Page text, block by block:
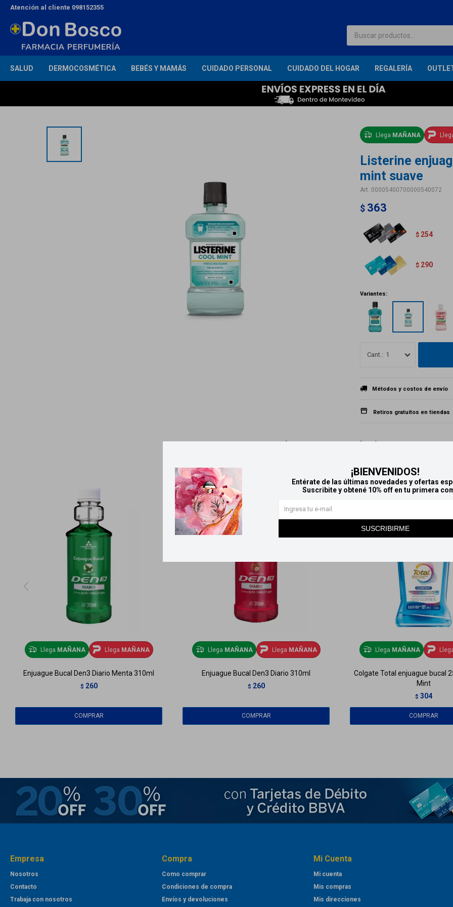
¡BIENVENIDOS!
Entérate de las últimas novedades y ofertas
Suscribite y obtené 10% off en tu primera
SUSCRIBIRME
SALUD DERMOCOSMÉTICA BEBÉS Y MAMÁS CUIDADO PERSONAL CUIDADO DEL HOGAR REGALERÍA
Atención al cliente 098152355
Llega MAÑANA
Listerine
mint suave
00005400700000540072
$ 363
$ 254
$ 290
Variantes:
1
Métodos y costos de envío
Retiros gratuitos en tiendas
Productos que te pueden interesar
Llega MAÑANA Llega MAÑANA
Enjuague Bucal Den3 Diario Menta 310ml
$ 260
Llega MAÑANA Llega MAÑANA
Enjuague Bucal Den3 Diario 310ml
$ 260
Llega MAÑANA
Colgate Total enjuague bucal
Mint
$ 304
Empresa
Nosotros
Contacto
Trabaja con nosotros
Compra
Como comprar
Condiciones de compra
Envíos y devoluciones
Mi Cuenta
Mi cuenta
Mis compras
Mis direcciones